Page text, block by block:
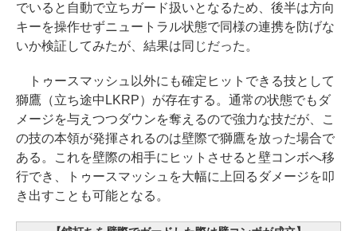
でいると自動で立ちガード扱いとなるため、後半は方向
キーを操作せずニュートラル状態で同様の連携を防げな
いか検証してみたが、結果は同じだった。
トゥースマッシュ以外にも確定ヒットできる技として
獅鷹（立ち途中LKRP）が存在する。通常の状態でもダ
メージを与えつつダウンを奪えるので強力な技だが、こ
の技の本領が発揮されるのは壁際で獅鷹を放った場合で
ある。これを壁際の相手にヒットさせると壁コンボへ移
行でき、トゥースマッシュを大幅に上回るダメージを叩
き出すことも可能となる。